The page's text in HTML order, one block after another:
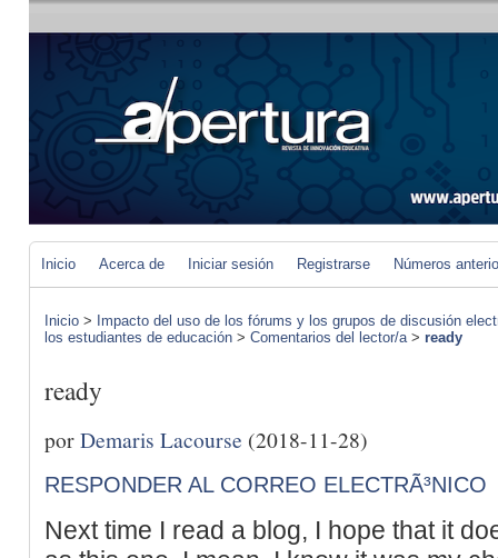
Inicio Acerca de Iniciar sesión Registrarse Números
Inicio > Impacto del uso de los fórums y los grupos de discusión
los estudiantes de educación > Comentarios del lector/a> ready
ready
porDemaris Lacourse (2018-11-28)
RESPONDER AL CORREO ELECTRÃ³NICO
Next time I read a blog, I hope that it